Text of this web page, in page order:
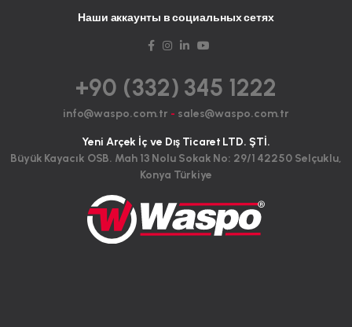
Наши аккаунты в социальных сетях
+90 (332) 345 1222
info@waspo.com.tr - sales@waspo.com.tr
Yeni Arçek İç ve Dış Ticaret LTD. ŞTİ.
Büyük Kayacık OSB. Mah 13 Nolu Sokak No: 29/1 42250 Selçuklu,
Konya Türkiye